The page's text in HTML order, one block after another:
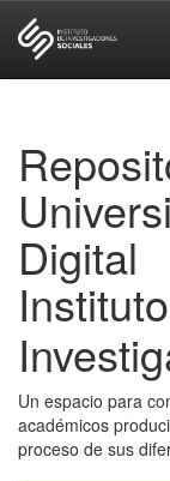
Digital
Un espacio para
académicos
proceso de sus